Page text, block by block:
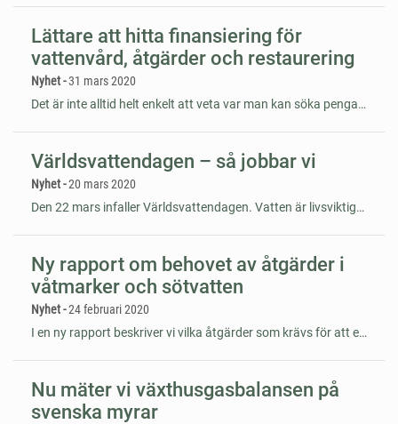
Lättare att hitta finansiering för
vattenvård, åtgärder och restaurering
Nyhet -31 mars 2020
Det är inte alltid helt enkelt att veta var man kan söka pengar för att arbeta med åtgärder och restaurering som ger bättre vattenmiljöer. Därför har vi nu sammanställt en lista över möjlig finansiering!
Världsvattendagen – så jobbar vi
Nyhet -20 mars 2020
Den 22 mars infaller Världsvattendagen. Vatten är livsviktigt för både människor och djur. I Grip on Life arbetar vi bland annat för att värna värdefulla vattendrag och våtmarker i skogslandskapet.
Ny rapport om behovet av åtgärder i
våtmarker och sötvatten
Nyhet -24 februari 2020
I en ny rapport beskriver vi vilka åtgärder som krävs för att ett antal naturtyper i våtmarker och sötvatten ska nå gynnsam bevarandestatus – och en uppskattning av vad detta kostar. Naturtyperna ska enligt miljöbalken och art- och habitatdirektivet ha gynnsam bevarandestatus i Sverige, men alla har inte det i dagsläget.
Nu mäter vi växthusgasbalansen på
svenska myrar